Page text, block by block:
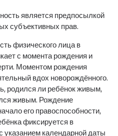
является предпосылкой
субъективных прав.
физического лица в
с момента рождения и
Моментом рождения
вдох новорождённого.
родился ли ребёнок живым,
живым. Рождение
его правоспособности,
фиксируется в
указанием календарной даты